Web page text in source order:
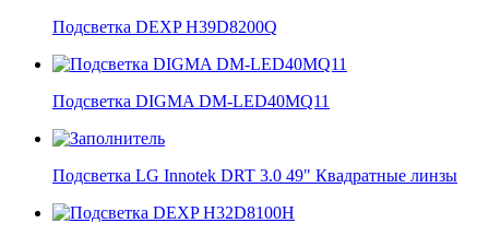
Подсветка DEXP H39D8200Q
Подсветка DIGMA DM-LED40MQ11
Подсветка LG Innotek DRT 3.0 49" Квадратные линзы